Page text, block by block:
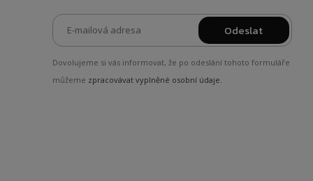
Odeslat
Dovolujeme si vás informovat, že po odeslání tohoto formuláře
můžeme zpracovávat vyplněné osobní údaje.